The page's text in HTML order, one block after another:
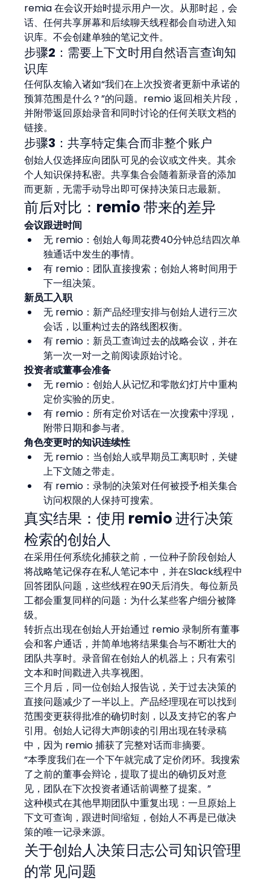
remia 在会议开始时提示用户一次。从那时起，会
话、任何共享屏幕和后续聊天线程都会自动进入知
识库。不会创建单独的笔记文件。
步骤2：需要上下文时用自然语言查询知
识库
任何队友输入诸如“我们在上次投资者更新中承诺的
预算范围是什么？”的问题。remio 返回相关片段，
并附带返回原始录音和同时讨论的任何关联文档的
链接。
步骤3：共享特定集合而非整个账户
创始人仅选择应向团队可见的会议或文件夹。其余
个人知识保持私密。共享集合会随着新录音的添加
而更新，无需手动导出即可保持决策日志最新。
前后对比：remio 带来的差异
会议跟进时间
无 remio：创始人每周花费40分钟总结四次单
独通话中发生的事情。
有 remio：团队直接搜索；创始人将时间用于
下一组决策。
新员工入职
无 remio：新产品经理安排与创始人进行三次
会话，以重构过去的路线图权衡。
有 remio：新员工查询过去的战略会议，并在
第一次一对一之前阅读原始讨论。
投资者或董事会准备
无 remio：创始人从记忆和零散幻灯片中重构
定价实验的历史。
有 remio：所有定价对话在一次搜索中浮现，
附带日期和参与者。
角色变更时的知识连续性
无 remio：当创始人或早期员工离职时，关键
上下文随之带走。
有 remio：录制的决策对任何被授予相关集合
访问权限的人保持可搜索。
真实结果：使用 remio 进行决策
检索的创始人
在采用任何系统化捕获之前，一位种子阶段创始人
将战略笔记保存在私人笔记本中，并在Slack线程中
回答团队问题，这些线程在90天后消失。每位新员
工都会重复同样的问题：为什么某些客户细分被降
级。
转折点出现在创始人开始通过 remio 录制所有董事
会和客户通话，并简单地将结果集合与不断壮大的
团队共享时。录音留在创始人的机器上；只有索引
文本和时间戳进入共享视图。
三个月后，同一位创始人报告说，关于过去决策的
直接问题减少了一半以上。产品经理现在可以找到
范围变更获得批准的确切时刻，以及支持它的客户
引用。创始人记得大声朗读的引用出现在转录稿
中，因为 remio 捕获了完整对话而非摘要。
“本季度我们在一个下午就完成了定价闭环。我搜索
了之前的董事会辩论，提取了提出的确切反对意
见，团队在下次投资者通话前调整了提案。”
这种模式在其他早期团队中重复出现：一旦原始上
下文可查询，跟进时间缩短，创始人不再是已做决
策的唯一记录来源。
关于创始人决策日志公司知识管理
的常见问题